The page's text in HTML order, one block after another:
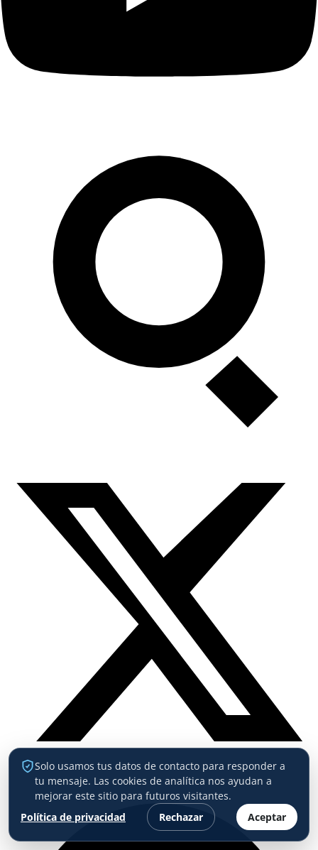
Solo usamos tus datos de contacto para responder a
tu mensaje. Las cookies de analítica nos ayudan a
mejorar este sitio para futuros visitantes.
Política de privacidad
Rechazar Aceptar